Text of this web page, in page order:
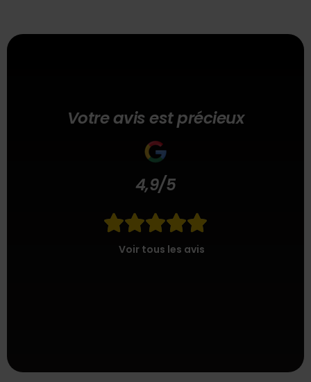
Votre avis est précieux
4,9/5

Voir tous les avis